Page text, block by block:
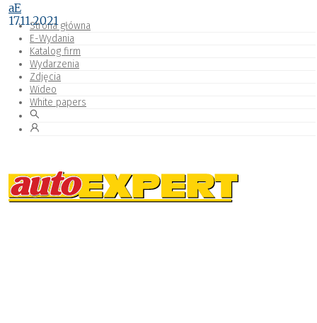
Strona główna
E-Wydania
Katalog firm
Wydarzenia
Zdjęcia
Wideo
White papers
aE
17.11.2021